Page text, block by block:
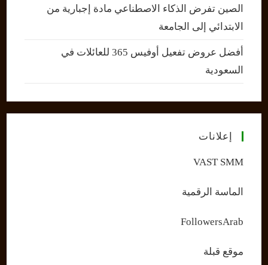
الصين تفرض الذكاء الاصطناعي مادة إجبارية من
الابتدائي إلى الجامعة
أفضل عروض تفعيل أوفيس 365 للعائلات في
السعودية
إعلانات
VAST SMM
الماسة الرقمية
FollowersArab
موقع قبلة